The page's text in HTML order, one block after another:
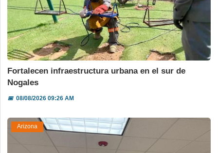
Fortalecen infraestructura urbana en el sur de
Nogales
📅08/08/2026 09:26 AM
Arizona